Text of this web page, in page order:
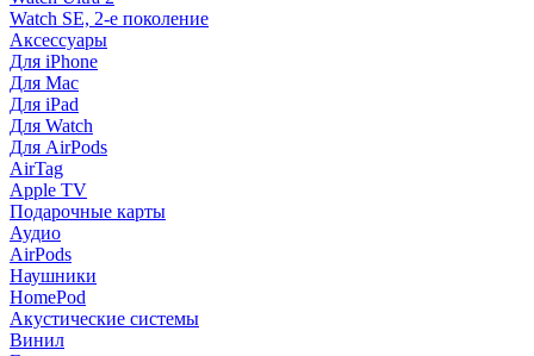
Watch SE, 2-е поколение
Аксессуары
Для iPhone
Для Mac
Для iPad
Для Watch
Для AirPods
AirTag
Apple TV
Подарочные карты
Аудио
AirPods
Наушники
HomePod
Акустические системы
Винил